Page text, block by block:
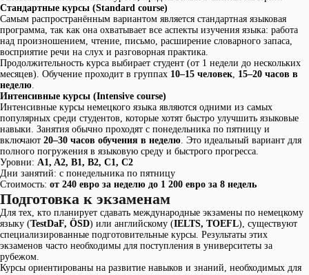
Стандартные курсы (Standard course)
Самым распространённым вариантом является стандартная языковая
программа, так как она охватывает все аспекты изучения языка: работа
над произношением, чтение, письмо, расширение словарного запаса,
восприятие речи на слух и разговорная практика.
Продолжительность курса выбирает студент (от 1 недели до нескольких
месяцев). Обучение проходит в группах 10–15 человек, 15–20 часов в
неделю.
Интенсивные курсы (Intensive course)
Интенсивные курсы немецкого языка являются одними из самых
популярных среди студентов, которые хотят быстро улучшить языковые
навыки. Занятия обычно проходят с понедельника по пятницу и
включают 20–30 часов обучения в неделю. Это идеальный вариант для
полного погружения в языковую среду и быстрого прогресса.
Уровни: A1, A2, B1, B2, C1, C2
Дни занятий: с понедельника по пятницу
Стоимость: от 240 евро за неделю до 1 200 евро за 8 недель
Подготовка к экзаменам
Для тех, кто планирует сдавать международные экзамены по немецкому
языку (TestDaF, ÖSD) или английскому (IELTS, TOEFL), существуют
специализированные подготовительные курсы. Результаты этих
экзаменов часто необходимы для поступления в университеты за
рубежом.
Курсы ориентированы на развитие навыков и знаний, необходимых для